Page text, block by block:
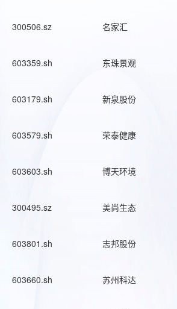
300506.sz 名家汇
603359.sh 东珠景观
603179.sh 新泉股份
603579.sh 荣泰健康
603603.sh 博天环境
300495.sz 美尚生态
603801.sh 志邦股份
603660.sh 苏州科达